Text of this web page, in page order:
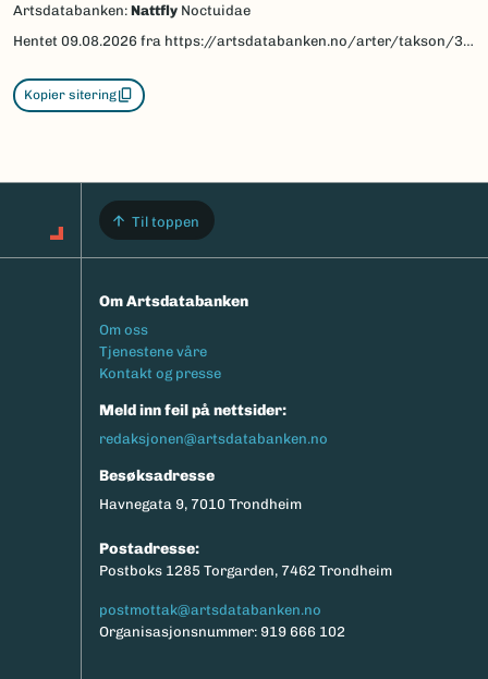
Artsdatabanken: Nattfly Noctuidae
Hentet 09.08.2026 fra https://artsdatabanken.no/arter/takson/30388
Kopier sitering
Til toppen
Om Artsdatabanken
Footermeny
Om oss
Tjenestene våre
Kontakt og presse
Meld inn feil på nettsider:
redaksjonen@artsdatabanken.no
Besøksadresse
Havnegata 9, 7010 Trondheim
Postadresse:
Postboks 1285 Torgarden, 7462 Trondheim
postmottak@artsdatabanken.no
Organisasjonsnummer: 919 666 102